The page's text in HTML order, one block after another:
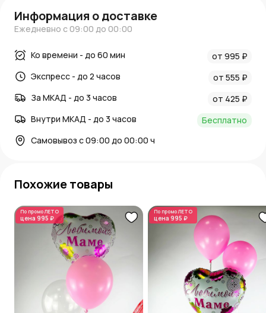
Информация о доставке
Ежедневно с 09:00 до 00:00
Ко времени - до 60 мин
от 995 ₽
Экспресс - до 2 часов
от 555 ₽
За МКАД - до 3 часов
от 425 ₽
Внутри МКАД - до 3 часов
Бесплатно
Самовывоз с 09:00 до 00:00 ч
Похожие товары
По промоЛЕТО
цена 995 ₽
По промоЛЕТО
цена 995 ₽